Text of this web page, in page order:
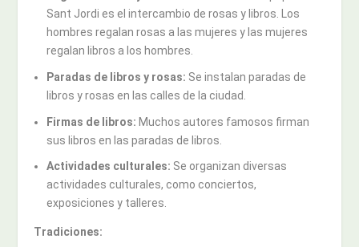
Sant Jordi es el intercambio de rosas y libros. Los
hombres regalan rosas a las mujeres y las mujeres
regalan libros a los hombres.
Paradas de libros y rosas: Se instalan paradas de
libros y rosas en las calles de la ciudad.
Firmas de libros: Muchos autores famosos firman
sus libros en las paradas de libros.
Actividades culturales: Se organizan diversas
actividades culturales, como conciertos,
exposiciones y talleres.
Tradiciones: